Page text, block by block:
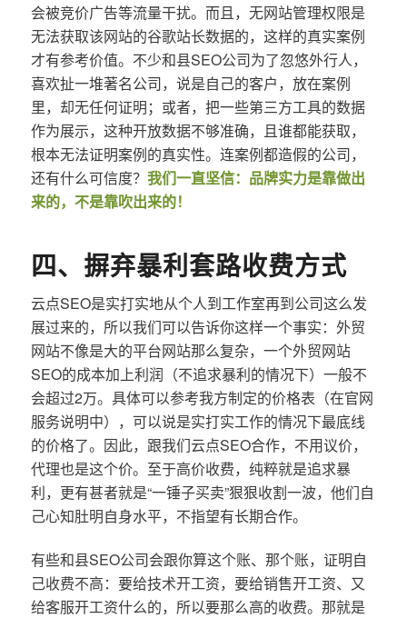
会被竞价广告等流量干扰。而且，无网站管理权限是
无法获取该网站的谷歌站长数据的，这样的真实案例
才有参考价值。不少和县SEO公司为了忽悠外行人，
喜欢扯一堆著名公司，说是自己的客户，放在案例
里，却无任何证明；或者，把一些第三方工具的数据
作为展示，这种开放数据不够准确，且谁都能获取，
根本无法证明案例的真实性。连案例都造假的公司，
还有什么可信度？ 我们一直坚信：品牌实力是靠做出
来的，不是靠吹出来的！
四、摒弃暴利套路收费方式
云点SEO是实打实地从个人到工作室再到公司这么发
展过来的，所以我们可以告诉你这样一个事实：外贸
网站不像是大的平台网站那么复杂，一个外贸网站
SEO的成本加上利润（不追求暴利的情况下）一般不
会超过2万。具体可以参考我方制定的价格表（在官网
服务说明中），可以说是实打实工作的情况下最底线
的价格了。因此，跟我们云点SEO合作，不用议价，
代理也是这个价。至于高价收费，纯粹就是追求暴
利，更有甚者就是“一锤子买卖”狠狠收割一波，他们自
己心知肚明自身水平，不指望有长期合作。
有些和县SEO公司会跟你算这个账、那个账，证明自
己收费不高：要给技术开工资，要给销售开工资、又
给客服开工资什么的，所以要那么高的收费。那就是